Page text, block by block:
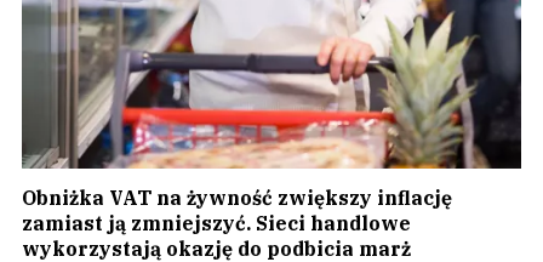
Obniżka VAT na żywność zwiększy inflację
zamiast ją zmniejszyć. Sieci handlowe
wykorzystają okazję do podbicia marż